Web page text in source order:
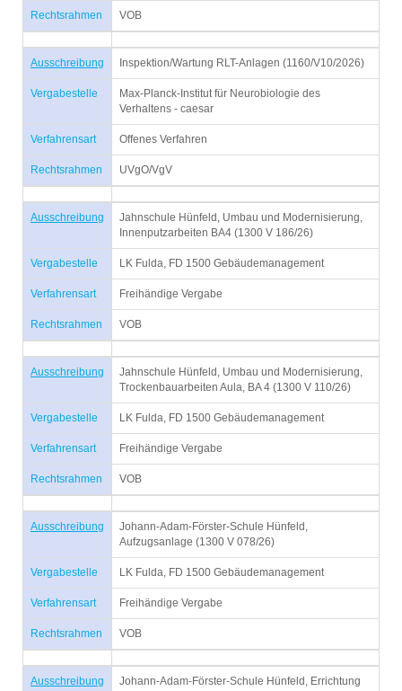
Rechtsrahmen VOB
Ausschreibung Inspektion/Wartung RLT-Anlagen (1160/V10/2026)
Vergabestelle
Max-Planck-Institut für Neurobiologie des
Verhaltens - caesar
Verfahrensart Offenes Verfahren
Rechtsrahmen UVgO/VgV
Ausschreibung
Jahnschule Hünfeld, Umbau und Modernisierung,
Innenputzarbeiten BA4 (1300 V 186/26)
Vergabestelle LK Fulda, FD 1500 Gebäudemanagement
Verfahrensart Freihändige Vergabe
Rechtsrahmen VOB
Ausschreibung
Jahnschule Hünfeld, Umbau und Modernisierung,
Trockenbauarbeiten Aula, BA 4 (1300 V 110/26)
Vergabestelle LK Fulda, FD 1500 Gebäudemanagement
Verfahrensart Freihändige Vergabe
Rechtsrahmen VOB
Ausschreibung
Johann-Adam-Förster-Schule Hünfeld,
Aufzugsanlage (1300 V 078/26)
Vergabestelle LK Fulda, FD 1500 Gebäudemanagement
Verfahrensart Freihändige Vergabe
Rechtsrahmen VOB
Ausschreibung
Johann-Adam-Förster-Schule Hünfeld, Errichtung